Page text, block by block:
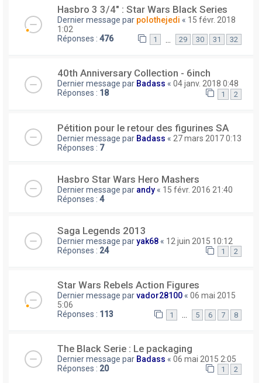
Hasbro 3 3/4" : Star Wars Black Series
Dernier message par polothejedi « 15 févr. 2018
1:02
Réponses : 476 1 29 30 31 32
40th Anniversary Collection - 6inch
Dernier message par Badass « 04 janv. 2018 0:48
Réponses : 18 1 2
Pétition pour le retour des figurines SA
Dernier message par Badass « 27 mars 2017 0:13
Réponses : 7
Hasbro Star Wars Hero Mashers
Dernier message par andy « 15 févr. 2016 21:40
Réponses : 4
Saga Legends 2013
Dernier message paryak68 « 12 juin 2015 10:12
Réponses : 24 1 2
Star Wars Rebels Action Figures
Dernier message parvador28100 « 06 mai 2015
5:06
Réponses : 113 1 5 6 7 8
The Black Serie : Le packaging
Dernier message par Badass « 06 mai 2015 2:05
Réponses : 20 1 2